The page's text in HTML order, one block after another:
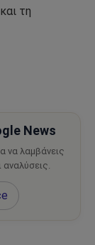
τη
News
να λαμβάνεις